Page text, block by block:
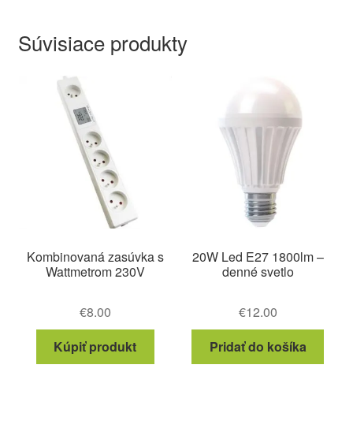
Súvisiace produkty
Kombinovaná zasúvka s
Wattmetrom 230V
€8.00
Kúpiť produkt
20W Led E27 1800lm –
denné svetlo
€12.00
Pridať do košíka